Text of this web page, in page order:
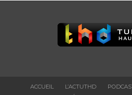
ACCUEIL L’ACTUTHD